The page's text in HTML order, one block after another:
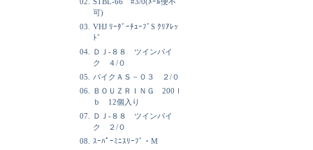
可)
03.
VHJ ﾘｰﾀﾞｰﾁｭｰﾌﾞS ｸﾘｱﾚｯ
ﾄﾞ
04.
ＤＪ-８８ ツインパイ
ク ４/０
05.
パイクＡＳ－０３ ２/０
06.
ＢＯＵＺＲＩＮＧ 200ｌ
ｂ 12個入り
07.
ＤＪ-８８ ツインパイ
ク ２/０
08.
ｽｰﾊﾟｰﾐﾆｽﾘｰﾌﾞ・M